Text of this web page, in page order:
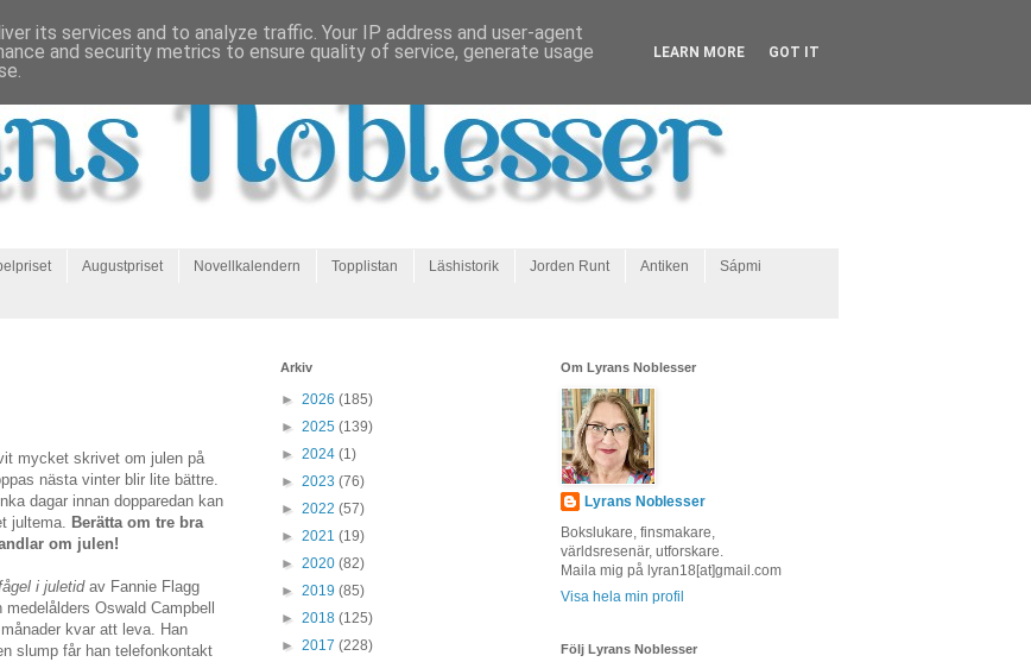
Augustpriset Novellkalendern Topplistan Läshistorik Jorden Runt Antiken Sápmi
mycket skrivet om julen på
nästa vinter blir lite bättre.
dagar innan dopparedan kan
jultema. Berätta om tre bra
om julen!
i juletidav Fannie Flagg
medelålders Oswald Campbell
kvar att leva. Han
slump får han telefonkontakt
Arkiv
► 2026 (185)
► 2025 (139)
► 2024 (1)
► 2023 (76)
► 2022 (57)
► 2021 (19)
► 2020 (82)
► 2019 (85)
► 2018 (125)
► 2017 (228)
Om Lyrans Noblesser
Lyrans Noblesser
Bokslukare, finsmakare,
världsresenär, utforskare.
Maila mig på lyran18[at]gmail.com
Visa hela min profil
Följ Lyrans Noblesser
its services and to analyze traffic. Your IP address and user-agent
and security metrics to ensure quality of service, generate usage
LEARN MORE GOT IT